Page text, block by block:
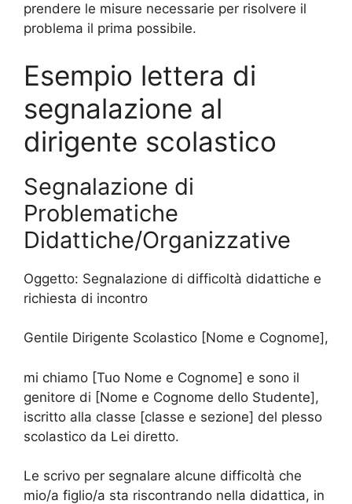
prendere le misure necessarie per risolvere il
problema il prima possibile.
Esempio lettera di
segnalazione al
dirigente scolastico
Segnalazione di
Problematiche
Didattiche/Organizzative
Oggetto: Segnalazione di difficoltà didattiche e
richiesta di incontro
Gentile Dirigente Scolastico [Nome e Cognome],
mi chiamo [Tuo Nome e Cognome] e sono il
genitore di [Nome e Cognome dello Studente],
iscritto alla classe [classe e sezione] del plesso
scolastico da Lei diretto.
Le scrivo per segnalare alcune difficoltà che
mio/a figlio/a sta riscontrando nella didattica, in